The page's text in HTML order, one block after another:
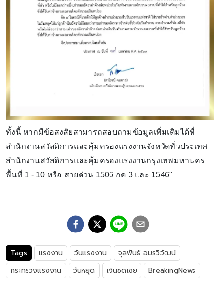
ทั้งนี้ หากมีข้อสงสัยสามารถสอบถามข้อมูลเพิ่มเติมได้ที่
สำนักงานสวัสดิการและคุ้มครองแรงงานจังหวัดทั่วประเทศ
สำนักงานสวัสดิการและคุ้มครองแรงงานกรุงเทพมหานคร
พื้นที่ 1 - 10 หรือ สายด่วน 1506 กด 3 และ 1546"
Tags แรงงาน วันแรงงาน
จุลพันธ์ อมรวิวัฒน์
กระทรวงแรงงาน
วันหยุด เงินชดเชย BreakingNews